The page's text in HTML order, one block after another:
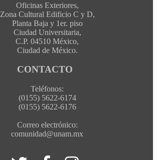
Oficinas Exteriores,
Zona Cultural Edificio C y D,
Planta Baja y 1er. piso
Ciudad Universitaria,
C.P. 04510 México,
Ciudad de México.
CONTACTO
Teléfonos:
(0155) 5622-6174
(0155) 5622-6176
Correo electrónico:
comunidad@unam.mx